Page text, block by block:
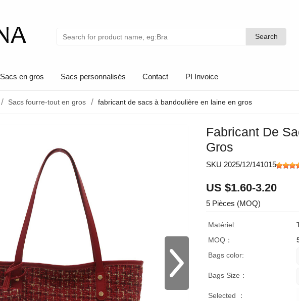
Search
Search
Sacs en gros Sacs personnalisés Contact PI Invoice
Sacs fourre-tout en gros fabricant de sacs à bandoulière en laine en gros
Fabricant De
Gros
SKU 2025/12/141015
US $1.60-3.20
5 Pièces (MOQ)
Matériel:
MOQ：
Bags color:
Bags Size：
Selected ：